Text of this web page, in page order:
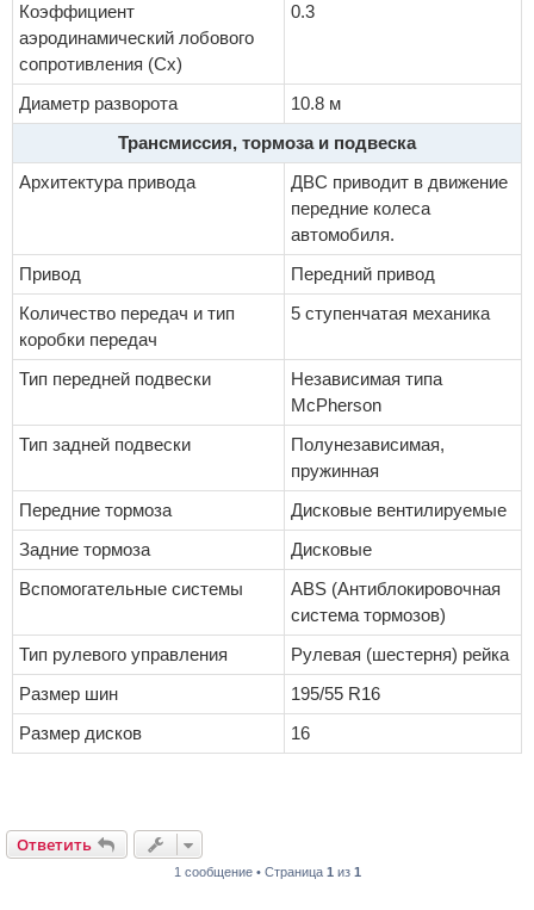
Коэффициент
аэродинамический лобового
сопротивления (Cx)
0.3
Диаметр разворота
10.8 м
Трансмиссия, тормоза и подвеска
Архитектура привода
ДВС приводит в движение
передние колеса
автомобиля.
Привод
Передний привод
Количество передач и тип
коробки передач
5 ступенчатая механика
Тип передней подвески
Независимая типа
McPherson
Тип задней подвески
Полунезависимая,
пружинная
Передние тормоза
Дисковые вентилируемые
Задние тормоза
Дисковые
Вспомогательные системы
ABS (Антиблокировочная
система тормозов)
Тип рулевого управления
Рулевая (шестерня) рейка
Размер шин
195/55 R16
Размер дисков
16
Ответить
1 сообщение • Страница 1 из 1